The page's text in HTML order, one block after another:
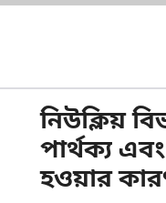
নিউক্লিয়
পার্থক্য
হওয়ার